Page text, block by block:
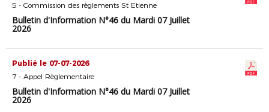
5 - Commission des règlements St Etienne
Bulletin d'Information N°46 du Mardi 07 Juillet
2026
Publié le 07-07-2026
7 - Appel Règlementaire
Bulletin d'Information N°46 du Mardi 07 Juillet
2026